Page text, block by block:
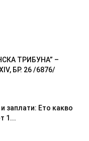
ТРИБУНА” –
БР. 26 /6876/
заплати: Ето какво
1...